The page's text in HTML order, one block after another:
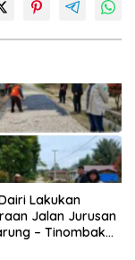
Lakukan
Jalan Jurusan
– Tinombak